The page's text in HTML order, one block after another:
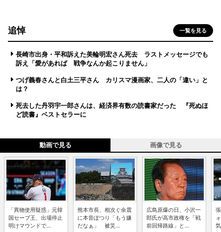
追悼 一覧を見る
長崎市出身・平和訴えた美輪明宏さん死去 ラストメッセージでも
訴え「愛があれば 戦争なんか起こりません」
つげ義春さんと白土三平さん カリスマ漫画家、二人の「違い」と
は？
死去した丹羽宇一郎さんは、経済界有数の読書家だった 『死ぬほ
ど読書』ベストセラーに
動画で見る 画像で見る
「異物使用疑惑」元韓
国セーブ王、出場停止
明けマウンドで...
熊本市長、相次ぐ余震
に本音ぽつり「もう嫌
だなぁ」 被災...
広島原爆の日、小沢一
郎氏が高市政権を「戦
前回帰路線」と...